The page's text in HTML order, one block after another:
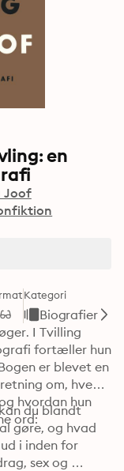
en
Joof
Kategori
Biografier
I Tvilling
fortæller hun
er blevet en
om, hvem
hvordan hun
ord:
du blandt
gøre, og hvad
i inden for
sex og